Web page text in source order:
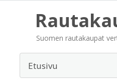
Suomen rautakaupat